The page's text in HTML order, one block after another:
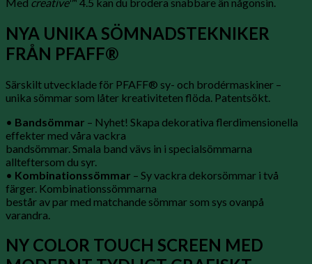
NYA UNIKA SÖMNADSTEKNIKER
FRÅN PFAFF®
Särskilt utvecklade för PFAFF® sy- och brodérmaskiner –
unika sömmar som låter kreativiteten flöda. Patentsökt.
• Bandsömmar – Nyhet! Skapa dekorativa flerdimensionella
effekter med våra vackra
bandsömmar. Smala band vävs in i specialsömmarna
allteftersom du syr.
• Kombinationssömmar – Sy vackra dekorsömmar i två
färger. Kombinationssömmarna
består av par med matchande sömmar som sys ovanpå
varandra.
NY COLOR TOUCH SCREEN MED